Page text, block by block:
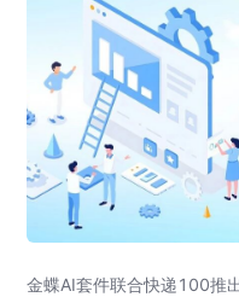
金蝶AI套件联合快递100推